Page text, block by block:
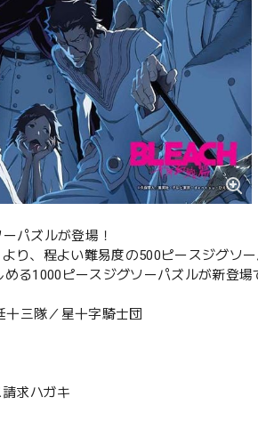
パズルが登場！
り、程よい難易度の500ピースジグソ
る1000ピースジグソーパズルが新登場
十三隊／星十字騎士団
求ハガキ